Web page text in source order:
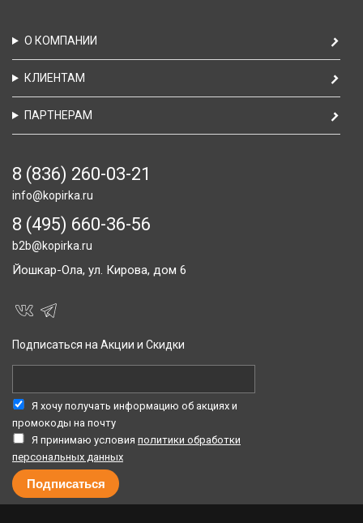
О КОМПАНИИ
КЛИЕНТАМ
ПАРТНЕРАМ
8 (836) 260-03-21
info@kopirka.ru
8 (495) 660-36-56
b2b@kopirka.ru
Йошкар-Ола, ул. Кирова, дом 6
Подписаться на Акции и Скидки
Я хочу получать информацию об акциях и
промокоды на почту
Я принимаю условия политики обработки
персональных данных